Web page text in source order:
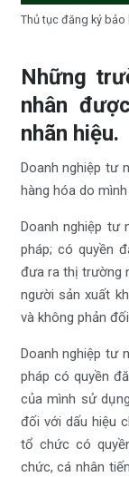
Thủ tục đăng ký
Những
nhân
nhãn hiệu.
Doanh nghiệp tư
hàng hóa do
Doanh nghiệp tư
pháp; có quyền
đưa ra thị trường
người sản xuất
và không phản
Doanh nghiệp tư
pháp có quyền
của mình sử
đối với dấu hiệu
tổ chức có
chức, cá nhân